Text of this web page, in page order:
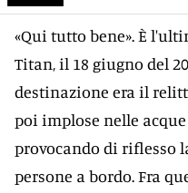
«Qui tutto bene». È
Titan, il 18 giugno del
destinazione era il
poi implose nelle
provocando di riflesso
persone a bordo. Fra